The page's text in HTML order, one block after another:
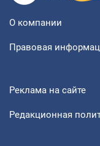
О компании
Правовая
Реклама на сайте
Редакционная